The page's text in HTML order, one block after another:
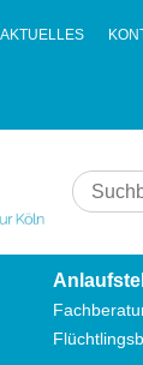
AKTUELLES